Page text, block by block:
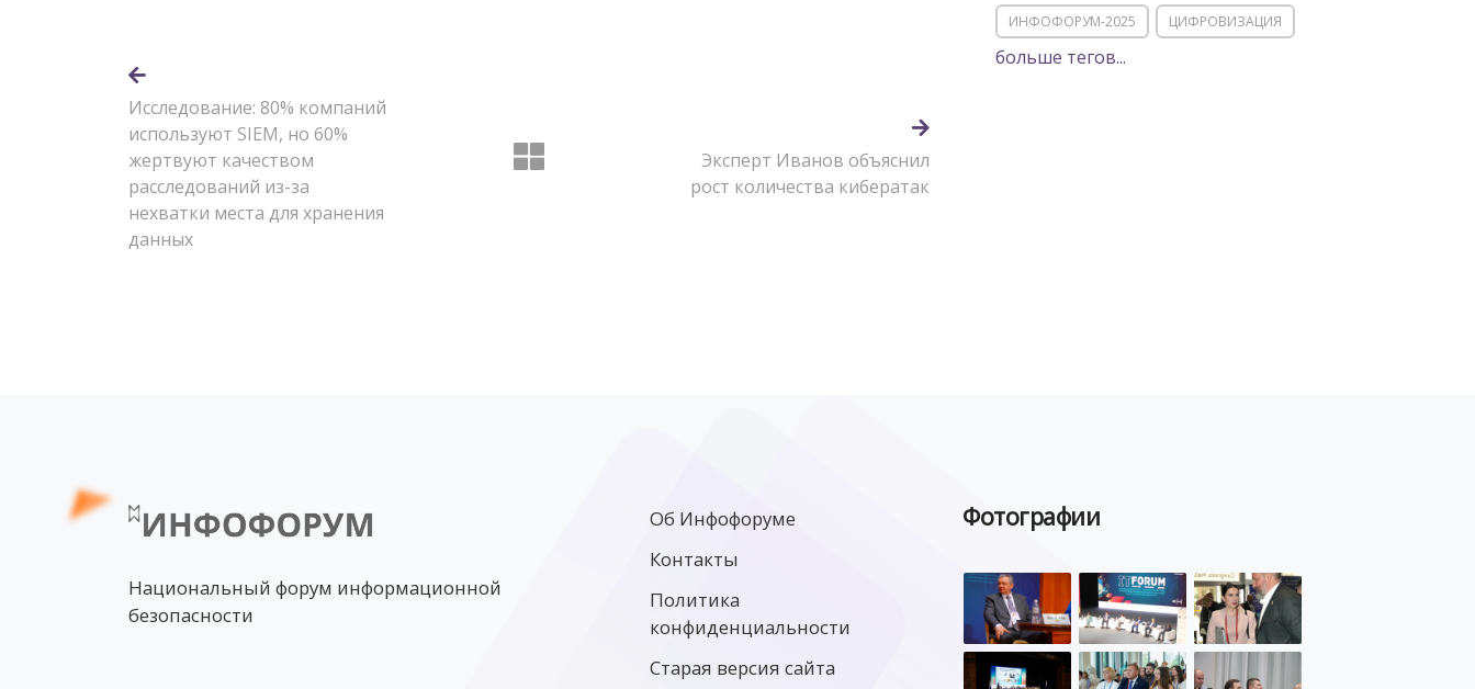
Исследование: 80% компаний
используют SIEM, но 60%
жертвуют качеством
расследований из-за
нехватки места для хранения
данных
Эксперт Иванов объяснил
рост количества кибератак
ИНФОФОРУМ-2025 ЦИФРОВИЗАЦИЯ
КИИ ИТ-ИНФРАСТРУКТУРА
ЛАБОРАТОРИЯ КАСПЕРСКОГО»
РОСКОМНАДЗОР АСУ ТП
МИНЦИФРЫ РОССИИ NGFW
КИБЕРМОШЕННИЧЕСТВО
больше тегов...
Национальный форум информационной
безопасности
Об Инфофоруме
Контакты
Политика
конфиденциальности
Старая версия сайта
Фотографии